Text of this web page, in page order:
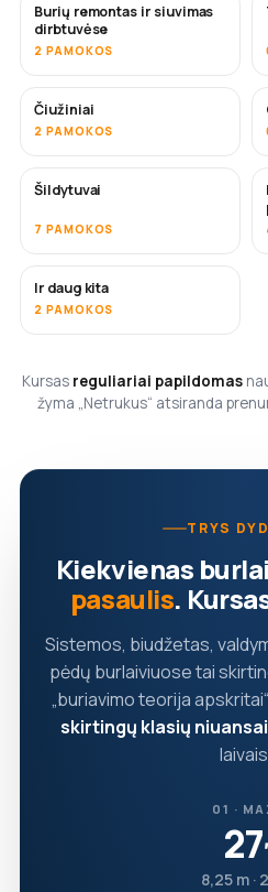
NETRUKUS
Burių remontas ir siuvimas
dirbtuvėse
2 PAMOKOS
Čiužiniai
2 PAMOKOS
NETRUKUS
Šildytuvai
7 PAMOKOS
NETRUKUS
Ir daug kita
2 PAMOKOS
Kursas reguliariai papildomas
žyma „Netrukus“ atsiranda
TRYS
Kiekvienas
pasaulis.
Sistemos, biudžetas,
pėdų burlaiviuose tai
„buriavimo teorija
skirtingų klasių niuansai
01 ·
27′
8,25 m ·